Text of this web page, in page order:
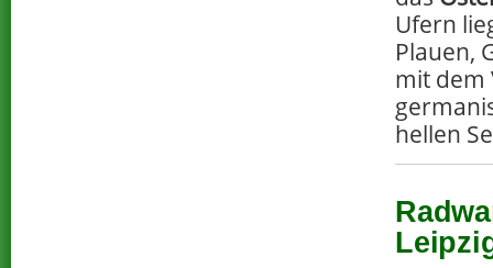
Ufern
Plauen,
mit dem
hellen